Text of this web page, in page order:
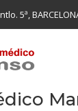
5ª,